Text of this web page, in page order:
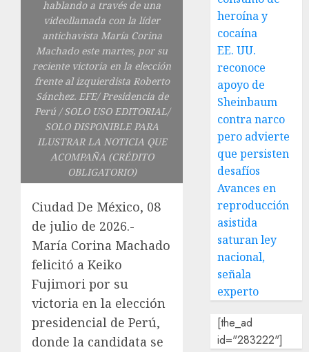
hablando a través de una
videollamada con la líder
antichavista María Corina
Machado este martes, por su
reciente victoria en la elección
frente al izquierdista Roberto
Sánchez. EFE/ Presidencia de
Perú / SOLO USO EDITORIAL/
SOLO DISPONIBLE PARA
ILUSTRAR LA NOTICIA QUE
ACOMPAÑA (CRÉDITO
OBLIGATORIO)
Ciudad De México, 08
de julio de 2026.-
María Corina Machado
felicitó a Keiko
Fujimori por su
victoria en la elección
presidencial de Perú,
donde la candidata se
heroína y
cocaína
EE. UU.
reconoce
apoyo de
Sheinbaum
contra narco
pero advierte
que persisten
desafíos
Avances en
reproducción
asistida
saturan ley
nacional,
señala
experto
[the_ad
id="283222"]